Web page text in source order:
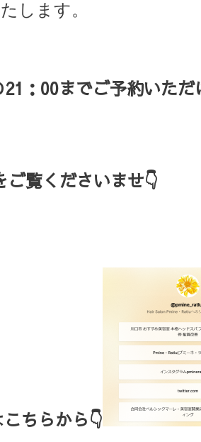
します。
21 ： 00までご予約いただ
覧くださいませ👇
ちらから👇